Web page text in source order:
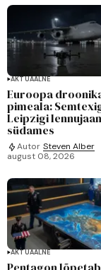
AKTUAALNE
Euroopa
pimeala:
Leipzigi
südames
Autor Steven Alber
august 08, 2026
AKTUAALNE